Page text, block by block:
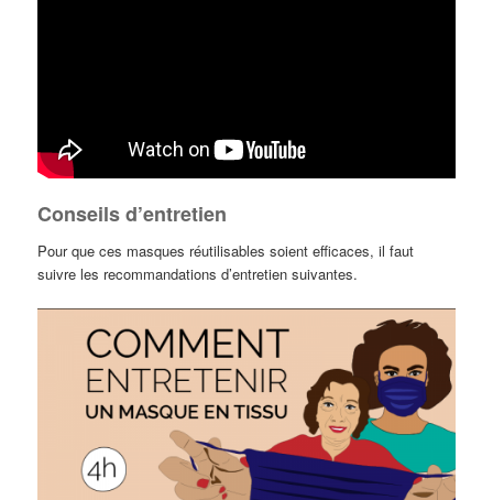
Conseils d’entretien
Pour que ces masques réutilisables soient efficaces, il faut
suivre les recommandations d’entretien suivantes.